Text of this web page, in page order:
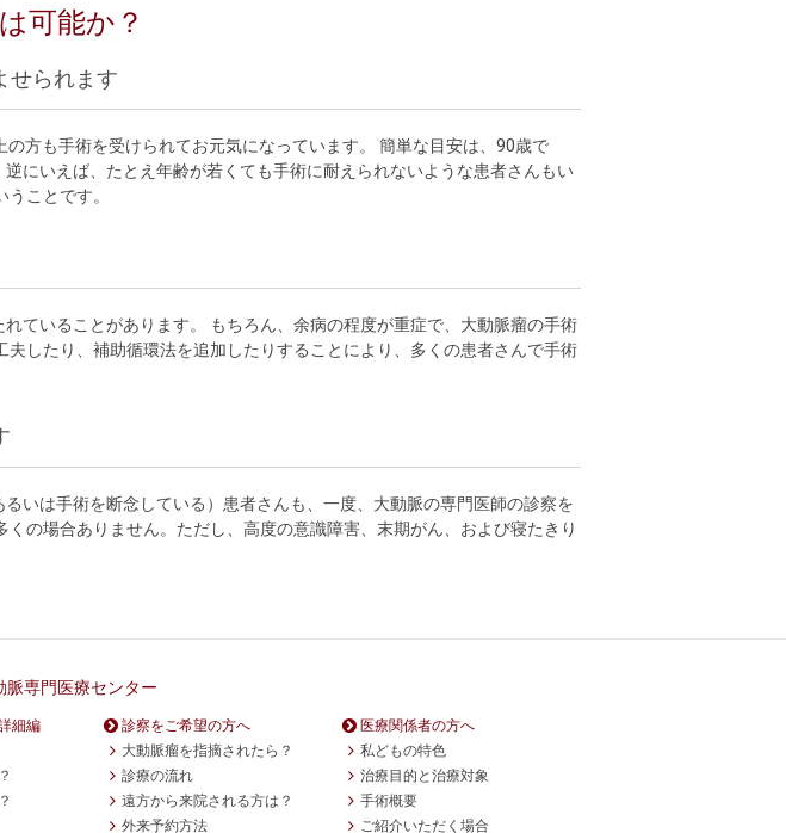
可能か？
せられます
方も手術を受けられてお元気になっています。 簡単な目安は、90歳で
にいえば、たとえ年齢が若くても手術に耐えられないような患者さんもい
ことです。
ていることがあります。 もちろん、余病の程度が重症で、大動脈瘤の手術
したり、補助循環法を追加したりすることにより、多くの患者さんで手術
いは手術を断念している）患者さんも、一度、大動脈の専門医師の診察を
の場合ありません。ただし、高度の意識障害、末期がん、および寝たきり
脈専門医療センター
細編
診察をご希望の方へ
大動脈瘤を指摘されたら？
診療の流れ
遠方から来院される方は？
外来予約方法
医療関係者の方へ
私どもの特色
治療目的と治療対象
手術概要
ご紹介いただく場合